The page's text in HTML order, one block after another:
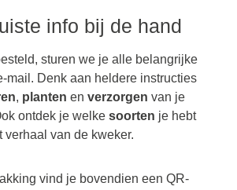
info bij de hand
sturen we je alle belangrijke
mail. Denk aan heldere instructies
, planten en verzorgen van je
ontdek je welke soorten je hebt
verhaal van de kweker.
vind je bovendien een QR-